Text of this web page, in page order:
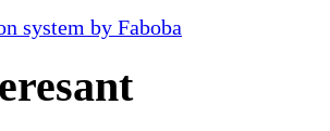
system by Faboba